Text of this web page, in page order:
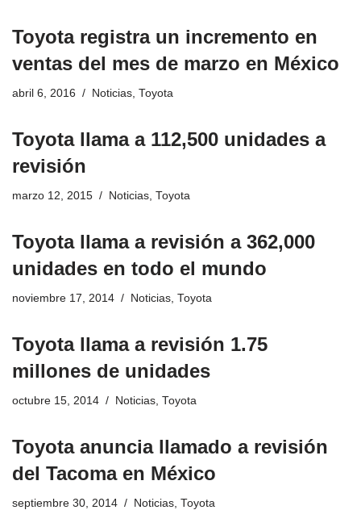
Toyota registra un incremento en
ventas del mes de marzo en México
abril 6, 2016 Noticias, Toyota
Toyota llama a 112,500 unidades a
revisión
marzo 12, 2015 Noticias, Toyota
Toyota llama a revisión a 362,000
unidades en todo el mundo
noviembre 17, 2014 Noticias, Toyota
Toyota llama a revisión 1.75
millones de unidades
octubre 15, 2014 Noticias, Toyota
Toyota anuncia llamado a revisión
del Tacoma en México
septiembre 30, 2014 Noticias, Toyota